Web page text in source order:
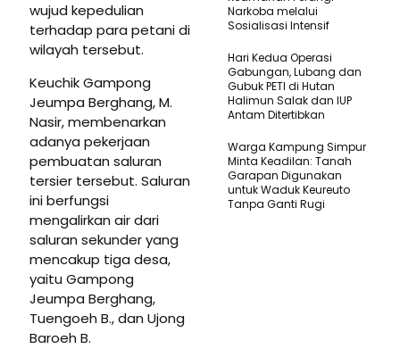
wujud kepedulian
terhadap para petani di
wilayah tersebut.
Keuchik Gampong
Jeumpa Berghang, M.
Nasir, membenarkan
adanya pekerjaan
pembuatan saluran
tersier tersebut. Saluran
ini berfungsi
mengalirkan air dari
saluran sekunder yang
mencakup tiga desa,
yaitu Gampong
Jeumpa Berghang,
Tuengoeh B., dan Ujong
Baroeh B.
Narkoba melalui
Sosialisasi Intensif
Hari Kedua Operasi
Gabungan, Lubang dan
Gubuk PETI di Hutan
Halimun Salak dan IUP
Antam Ditertibkan
Warga Kampung Simpur
Minta Keadilan: Tanah
Garapan Digunakan
untuk Waduk Keureuto
Tanpa Ganti Rugi